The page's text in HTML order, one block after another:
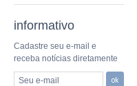
informativo
Cadastre seu e-mail e
receba notícias diretamente
Seu e-mail